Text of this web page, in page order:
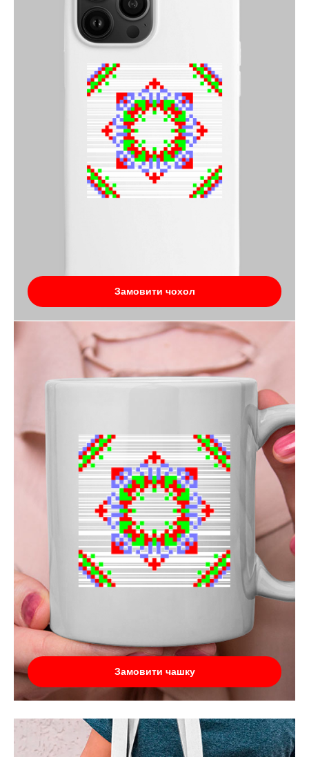
Замовити чохол
Замовити чашку